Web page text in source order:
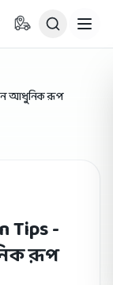
আধুনিক রূপ
Tips -
রূপ